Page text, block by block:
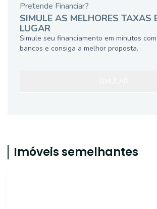
Pretende Financiar?
SIMULE AS MELHORES TAXAS
LUGAR
Simule seu financiamento em minutos
bancos e consiga a melhor proposta.
Imóveis semelhantes